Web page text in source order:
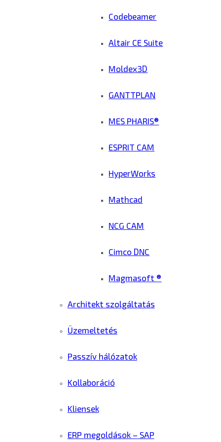
Codebeamer
Altair CE Suite
Moldex3D
GANTTPLAN
MES PHARIS®
ESPRIT CAM
HyperWorks
Mathcad
NCG CAM
Cimco DNC
Magmasoft ®
Architekt szolgáltatás
Üzemeltetés
Passzív hálózatok
Kollaboráció
Kliensek
ERP megoldások – SAP